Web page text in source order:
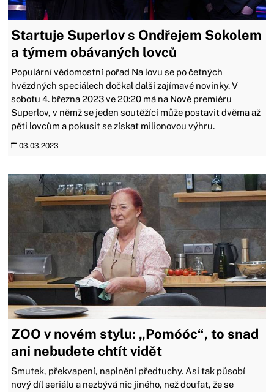
Startuje Superlov s Ondřejem Sokolem
a týmem obávaných lovců
Populární vědomostní pořad Na lovu se po četných
hvězdných speciálech dočkal další zajímavé novinky. V
sobotu 4. března 2023 ve 20:20 má na Nově premiéru
Superlov, v němž se jeden soutěžící může postavit dvěma až
pěti lovcům a pokusit se získat milionovou výhru.
03.03.2023
ZOO v novém stylu: „Pomóóc“, to snad
ani nebudete chtít vidět
Smutek, překvapení, naplnění předtuchy. Asi tak působí
nový díl seriálu a nezbývá nic jiného, než doufat, že se